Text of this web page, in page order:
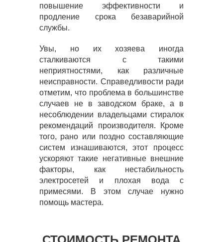
повышение эффективности и
продление срока безаварийной
службы.
Увы, но их хозяева иногда
сталкиваются с такими
неприятностями, как различные
неисправности. Справедливости ради
отметим, что проблема в большинстве
случаев не в заводском браке, а в
несоблюдении владельцами стиралок
рекомендаций производителя. Кроме
того, рано или поздно составляющие
систем изнашиваются, этот процесс
ускоряют такие негативные внешние
факторы, как нестабильность
электросетей и плохая вода с
примесями. В этом случае нужно
помощь мастера.